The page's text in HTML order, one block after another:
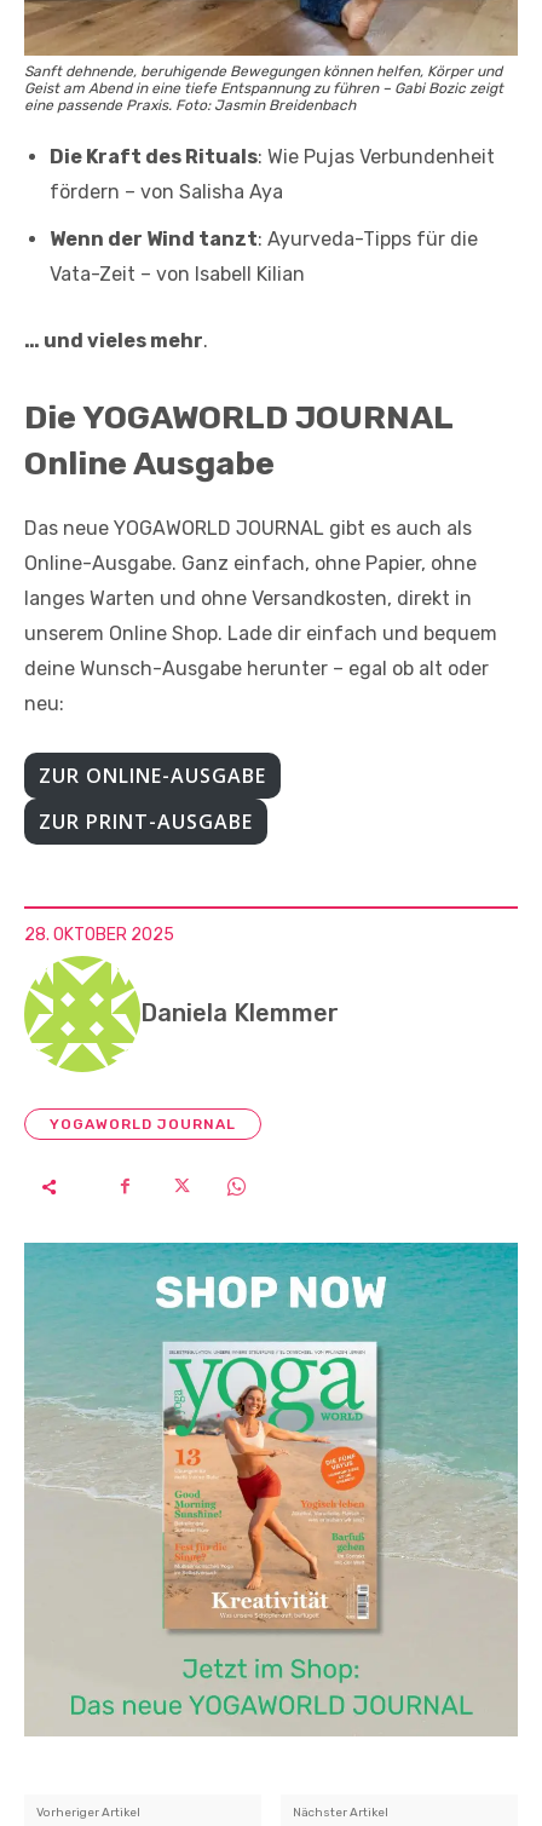
Sanft dehnende, beruhigende Bewegungen können helfen, Körper und
Geist am Abend in eine tiefe Entspannung zu führen – Gabi Bozic zeigt
eine passende Praxis. Foto: Jasmin Breidenbach
Die Kraft des Rituals: Wie Pujas Verbundenheit
fördern – von Salisha Aya
Wenn der Wind tanzt: Ayurveda-Tipps für die
Vata-Zeit – von Isabell Kilian
… und vieles mehr.
Die YOGAWORLD JOURNAL
Online Ausgabe
Das neue YOGAWORLD JOURNAL gibt es auch als
Online-Ausgabe. Ganz einfach, ohne Papier, ohne
langes Warten und ohne Versandkosten, direkt in
unserem Online Shop. Lade dir einfach und bequem
deine Wunsch-Ausgabe herunter – egal ob alt oder
neu:
ZUR ONLINE-AUSGABE
ZUR PRINT-AUSGABE
28. OKTOBER 2025
Daniela Klemmer
YOGAWORLD JOURNAL
Vorheriger Artikel Nächster Artikel